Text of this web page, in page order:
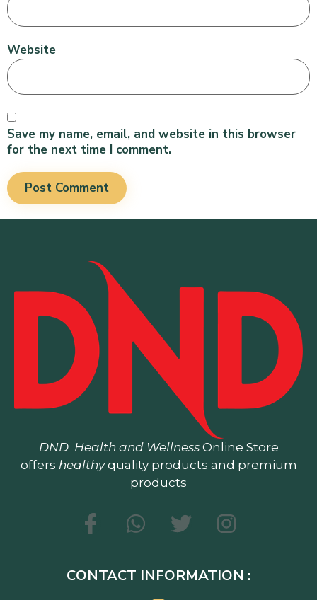
Website
Save my name, email, and website in this browser
for the next time I comment.
DND Health and WellnessOnline Store
offers healthyquality products and premium
products
CONTACT INFORMATION :